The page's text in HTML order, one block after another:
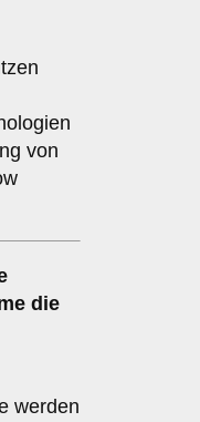
von
die
werden